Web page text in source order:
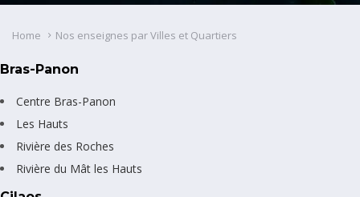
Home Nos enseignes par Villes et Quartiers
Bras-Panon
Centre Bras-Panon
Les Hauts
Rivière des Roches
Rivière du Mât les Hauts